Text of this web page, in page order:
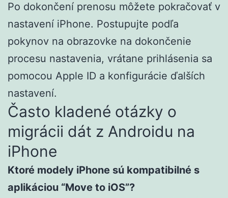
Po dokončení prenosu môžete pokračovať v
nastavení iPhone. Postupujte podľa
pokynov na obrazovke na dokončenie
procesu nastavenia, vrátane prihlásenia sa
pomocou Apple ID a konfigurácie ďalších
nastavení.
Často kladené otázky o
migrácii dát z Androidu na
iPhone
Ktoré modely iPhone sú kompatibilné s
aplikáciou “Move to iOS”?